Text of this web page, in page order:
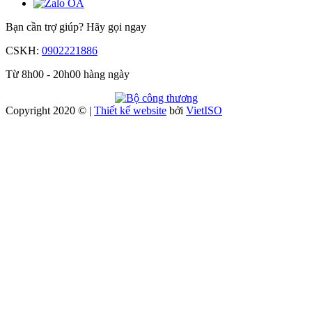
Bạn cần trợ giúp? Hãy gọi ngay
CSKH: 0902221886
Từ 8h00 - 20h00 hàng ngày
Copyright 2020 © | Thiết kế website bởi VietISO